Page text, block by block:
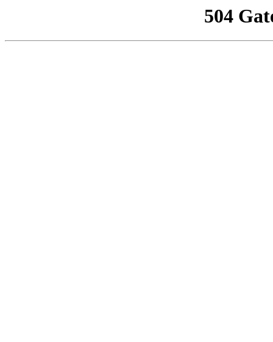
504